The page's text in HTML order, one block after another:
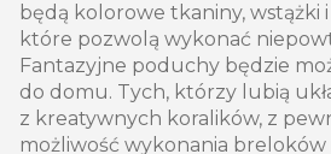
będą kolorowe tkaniny, wstążki
które pozwolą wykonać
Fantazyjne poduchy będzie
do domu. Tych, którzy lubią
z kreatywnych koralików, z
możliwość wykonania breloków